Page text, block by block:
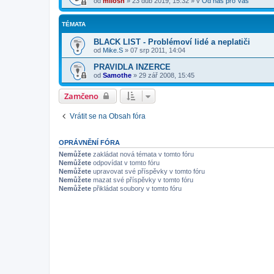
TÉMATA
BLACK LIST - Problémoví lidé a neplatiči
od Mike.S » 07 srp 2011, 14:04
PRAVIDLA INZERCE
od Samothe » 29 zář 2008, 15:45
Zamčeno
Vrátit se na Obsah fóra
OPRÁVNĚNÍ FÓRA
Nemůžete zakládat nová témata v tomto fóru
Nemůžete odpovídat v tomto fóru
Nemůžete upravovat své příspěvky v tomto fóru
Nemůžete mazat své příspěvky v tomto fóru
Nemůžete přikládat soubory v tomto fóru